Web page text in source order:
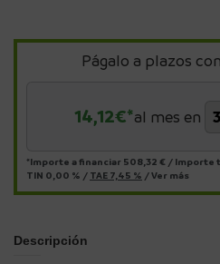
Págalo a plazos con
14,12€*al mes en
*Importe a financiar 508,32 € / Importe
TIN 0,00 % / TAE 7,45 % /Ver más
Descripción